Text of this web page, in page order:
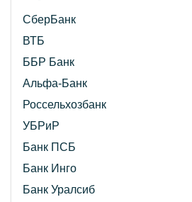
СберБанк
ВТБ
ББР Банк
Альфа-Банк
Россельхозбанк
УБРиР
Банк ПСБ
Банк Инго
Банк Уралсиб